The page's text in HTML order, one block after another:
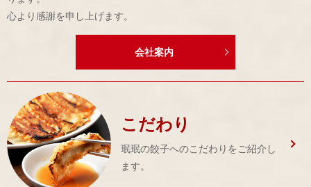
心より感謝を申し上げます。
会社案内
こだわり
珉珉の餃子へのこだわりをご紹介し
ます。